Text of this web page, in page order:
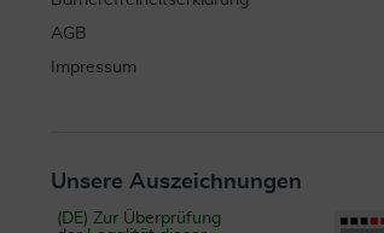
AGB
Impressum
Unsere Auszeichnungen
(DE) Zur Überprüfung